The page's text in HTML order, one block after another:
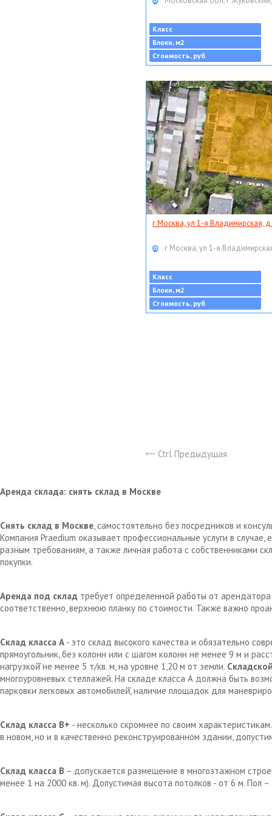
Класс
Блоки, м2
Стоимость, руб
г Москва, ул 1-я Владимирская, д
г Москва, ул 1-я
Класс
Блоки, м2
Стоимость, руб
Ctrl Предыдущая
Аренда склада: снять склад в Москве
Снять склад в Москве, самостоятельно без посредников и
Компания Praedium оказывает профессиональные услуги в
разным требованиям, а также личная работа с собственниками
покупки.
Аренда под склад требует определенной работы от
соответственно, верхнюю планку по стоимости. Также важно
Склад класса А - это склад высокого качества и обязательно
прямоугольник, без колонн или с шагом колонн не менее 9 м и
нагрузкой̆ не менее 5 т/кв. м, на уровне 1,20 м от земли.
многоуровневых стеллажей. На складе класса А должна быть
парковки легковых автомобилей̆, наличие площадок для
Склад класса В+ - несколько скромнее по своим
в новом, но и в качественно реконструированном здании,
Склад класса В – допускается размещение в многоэтажном
менее 1 на 2000 кв. м). Допустимая высота потолков - от 6 м. Пол